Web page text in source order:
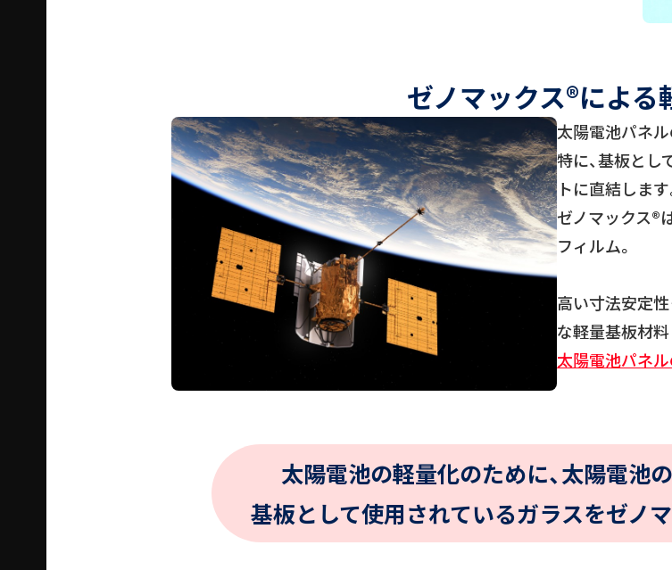
ゼノマックス®による
太陽電池パネル
特に、基板とし
トに直結します
ゼノマックス®
フィルム。
高い寸法安定性
な軽量基板材料
太陽電池パネ
太陽電池の軽量化のために、太陽電池
基板として使用されているガラスをゼノ